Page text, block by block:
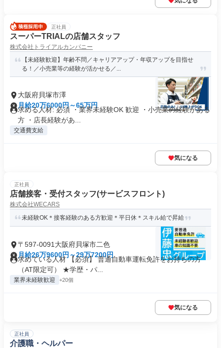
正社員
スーパーTRIALの店舗スタッフ
株式会社トライアルカンパニー
【未経験歓迎】年齢不問／キャリアアップ・年収アップを目指せ
る！／小売業等の経験が活かせる／...
大阪府貝塚市澤
月給20万6000円～65万円
求める人材: 必須 ・業界未経験OK 歓迎 ・小売業の経験がある
方 ・店長経験があ...
交通費支給
気になる
正社員
店舗接客・受付スタッフ(サービスフロント)
株式会社WECARS
未経験OK＊接客経験のある方歓迎＊平日休＊スキル給で昇給
〒597-0091大阪府貝塚市二色
月給26万9600円～29万7200円
求めている人材 【必須】 普通自動車運転免許をお持ちの方
（AT限定可） ★学歴・パ...
業界未経験歓迎 +20個
気になる
正社員
介護職・ヘルパー